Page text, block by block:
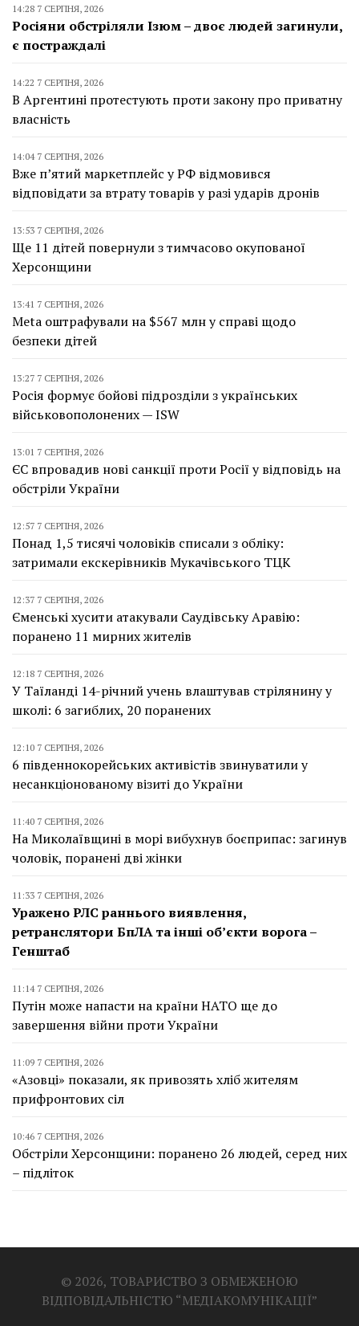
14:28 7 СЕРПНЯ, 2026
Росіяни обстріляли Ізюм – двоє людей загинули,
є постраждалі
14:22 7 СЕРПНЯ, 2026
В Аргентині протестують проти закону про приватну
власність
14:04 7 СЕРПНЯ, 2026
Вже п’ятий маркетплейс у РФ відмовився
відповідати за втрату товарів у разі ударів дронів
13:53 7 СЕРПНЯ, 2026
Ще 11 дітей повернули з тимчасово окупованої
Херсонщини
13:41 7 СЕРПНЯ, 2026
Meta оштрафували на $567 млн у справі щодо
безпеки дітей
13:27 7 СЕРПНЯ, 2026
Росія формує бойові підрозділи з українських
військовополонених — ISW
13:01 7 СЕРПНЯ, 2026
ЄС впровадив нові санкції проти Росії у відповідь на
обстріли України
12:57 7 СЕРПНЯ, 2026
Понад 1,5 тисячі чоловіків списали з обліку:
затримали екскерівників Мукачівського ТЦК
12:37 7 СЕРПНЯ, 2026
Єменські хусити атакували Саудівську Аравію:
поранено 11 мирних жителів
12:18 7 СЕРПНЯ, 2026
У Таїланді 14-річний учень влаштував стрілянину у
школі: 6 загиблих, 20 поранених
12:10 7 СЕРПНЯ, 2026
6 південнокорейських активістів звинуватили у
несанкціонованому візиті до України
11:40 7 СЕРПНЯ, 2026
На Миколаївщині в морі вибухнув боєприпас: загинув
чоловік, поранені дві жінки
11:33 7 СЕРПНЯ, 2026
Уражено РЛС раннього виявлення,
ретранслятори БпЛА та інші об’єкти ворога –
Генштаб
11:14 7 СЕРПНЯ, 2026
Путін може напасти на країни НАТО ще до
завершення війни проти України
11:09 7 СЕРПНЯ, 2026
«Азовці» показали, як привозять хліб жителям
прифронтових сіл
10:46 7 СЕРПНЯ, 2026
Обстріли Херсонщини: поранено 26 людей, серед них
– підліток
© 2026, ТОВАРИСТВО З ОБМЕЖЕНОЮ
ВІДПОВІДАЛЬНІСТЮ “МЕДІАКОМУНІКАЦІЇ”